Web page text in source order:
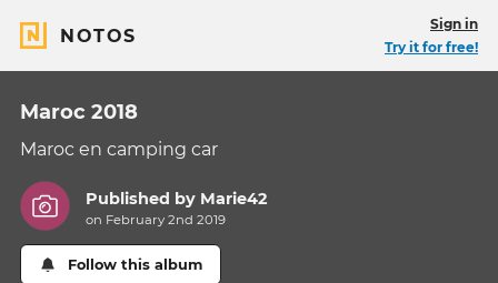
NOTOS
Sign in
Try it for free!
Maroc 2018
Maroc en camping car
Published by Marie42
on February 2nd 2019
Follow this album